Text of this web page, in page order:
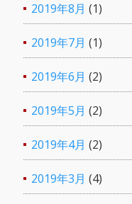
2019年8月 (1)
2019年7月 (1)
2019年6月 (2)
2019年5月 (2)
2019年4月 (2)
2019年3月 (4)